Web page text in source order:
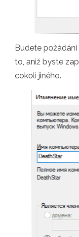
Budete
to, aniž byste
cokoli jiného.